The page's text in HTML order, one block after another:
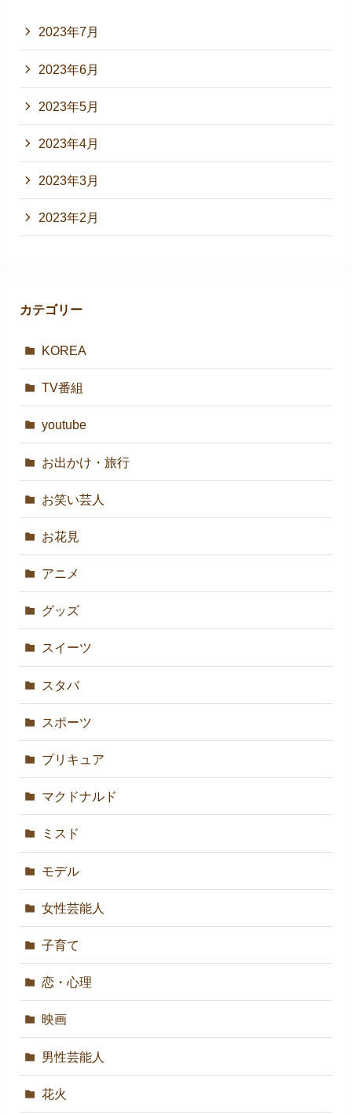
2023年7月
2023年6月
2023年5月
2023年4月
2023年3月
2023年2月
カテゴリー
KOREA
TV番組
youtube
お出かけ・旅行
お笑い芸人
お花見
アニメ
グッズ
スイーツ
スタバ
スポーツ
プリキュア
マクドナルド
ミスド
モデル
女性芸能人
子育て
恋・心理
映画
男性芸能人
花火